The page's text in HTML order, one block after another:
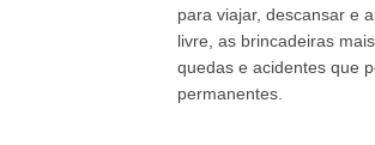
para viajar, descansar e
livre, as brincadeiras
quedas e acidentes que
permanentes.